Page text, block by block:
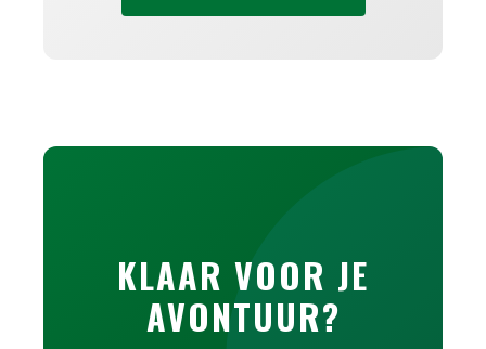
KLAAR VOOR JE
AVONTUUR?